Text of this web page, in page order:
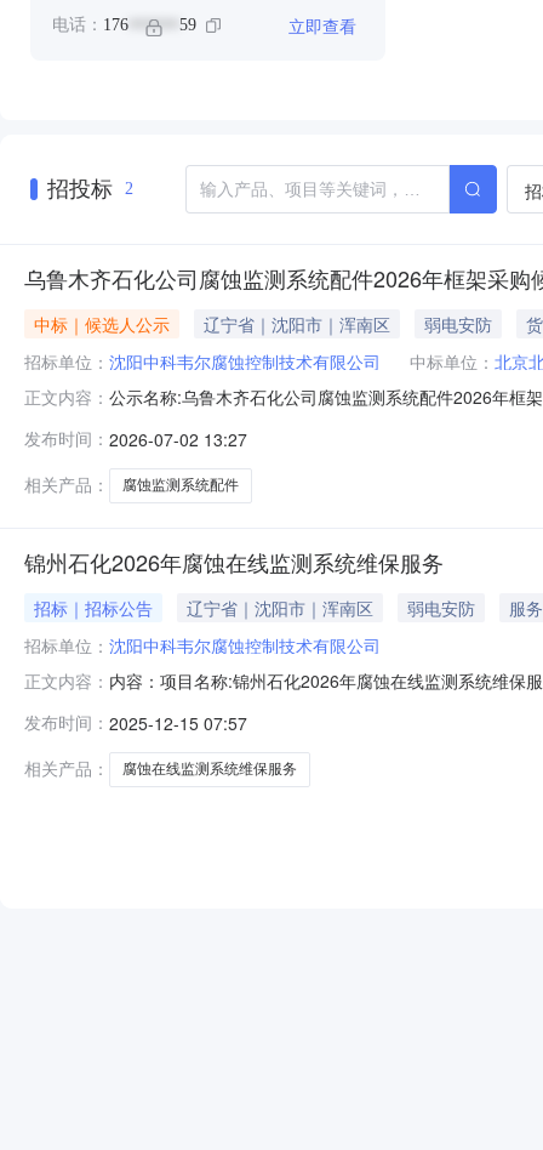
电话： 176 ****** 59 立即查看
招投标 2
乌鲁木齐石化公司腐蚀监测系统配件2026年框架采购
中标｜候选人公示 辽宁省｜沈阳市｜浑南区 弱电安防
招标单位： 沈阳中科韦尔腐蚀控制技术有限公司 中标单位： 北京
正文内容： 公示名称:乌鲁木齐石化公司腐蚀监测系统配件2026年框
选人标段/包名称投标人排名质量工期资格能力条件备注
发布时间： 2026-07-02 13:27
相关产品：
腐蚀监测系统配件
锦州石化2026年腐蚀在线监测系统维保服务
招标｜招标公告 辽宁省｜沈阳市｜浑南区 弱电安防
服务
招标单位： 沈阳中科韦尔腐蚀控制技术有限公司
正文内容： 内容：项目名称:锦州石化2026年腐蚀在线监测系统维保
提供系统运行评估建议；对监测系统运行及腐蚀情况出
的获取：联系项目负责人获取项目单位联系
发布时间： 2025-12-15 07:57
相关产品：
腐蚀在线监测系统维保服务